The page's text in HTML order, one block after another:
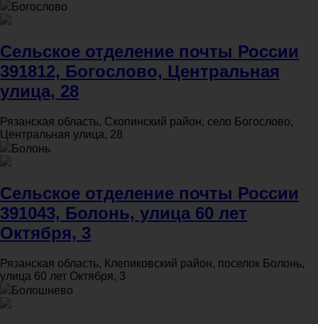
Богослово
Сельское отделение почты России
391812, Богослово, Центральная
улица, 28
Рязанская область, Скопинский район, село Богослово,
Центральная улица, 28
Болонь
Сельское отделение почты России
391043, Болонь, улица 60 лет
Октября, 3
Рязанская область, Клепиковский район, поселок Болонь,
улица 60 лет Октября, 3
Болошнево